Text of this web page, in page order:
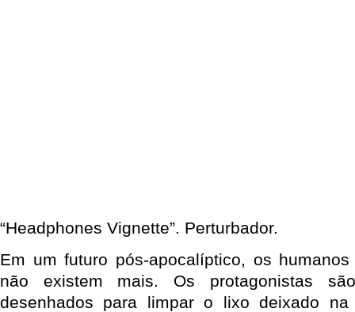
“Headphones Vignette”. Perturbador.
Em um futuro pós-apocalíptico, os
não existem mais. Os protagonistas
desenhados para limpar o lixo deixado na